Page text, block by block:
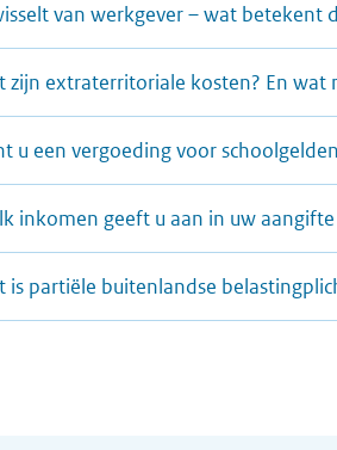
van werkgever – wat
zijn extraterritoriale kosten? En wat
u een vergoeding voor
inkomen geeft u aan in uw
is partiële buitenlandse